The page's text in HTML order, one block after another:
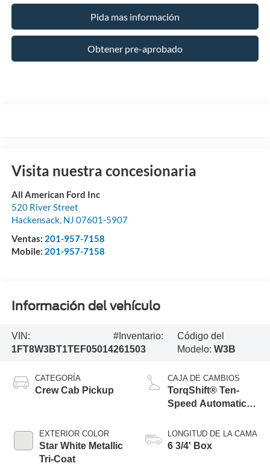
Pida mas información
Obtener pre-aprobado
Visita nuestra concesionaria
All American Ford Inc
520 River Street
Hackensack, NJ 07601-5907
Ventas: 201-957-7158
Mobile: 201-957-7158
Información del vehículo
VIN:
1FT8W3BT1TEF05014
#Inventario:
261503
Código del
Modelo:W3B
CATEGORÍA
Crew Cab Pickup
EXTERIOR COLOR
Star White Metallic
Tri-Coat
CAJA DE CAMBIOS
TorqShift® Ten-
Speed Automatic
Selectable Drive
Modes
LONGITUD DE LA CAMA
6 3/4' Box